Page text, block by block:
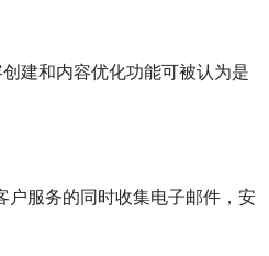
建和内容优化功能可被认为是
户服务的同时收集电子邮件，安